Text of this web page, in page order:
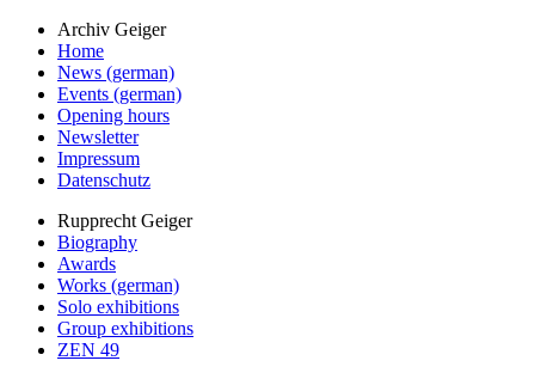
Archiv Geiger
Home
News (german)
Events (german)
Opening hours
Newsletter
Impressum
Datenschutz
Rupprecht Geiger
Biography
Awards
Works (german)
Solo exhibitions
Group exhibitions
ZEN 49